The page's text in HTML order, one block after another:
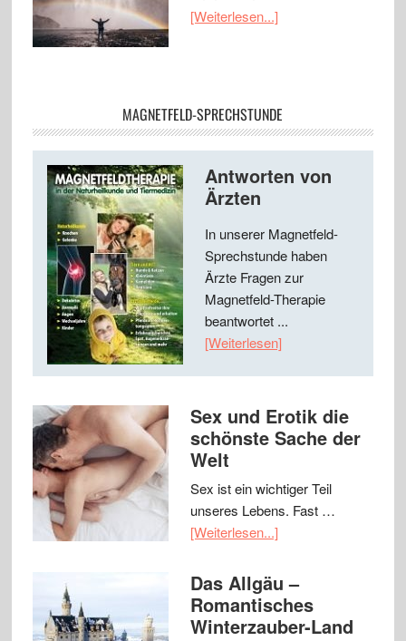
[Weiterlesen...]
MAGNETFELD-SPRECHSTUNDE
Antworten von
Ärzten
In unserer Magnetfeld-
Sprechstunde haben
Ärzte Fragen zur
Magnetfeld-Therapie
beantwortet ...
[Weiterlesen]
Sex und Erotik die
schönste Sache der
Welt
Sex ist ein wichtiger Teil
unseres Lebens. Fast …
[Weiterlesen...]
Das Allgäu –
Romantisches
Winterzauber-Land